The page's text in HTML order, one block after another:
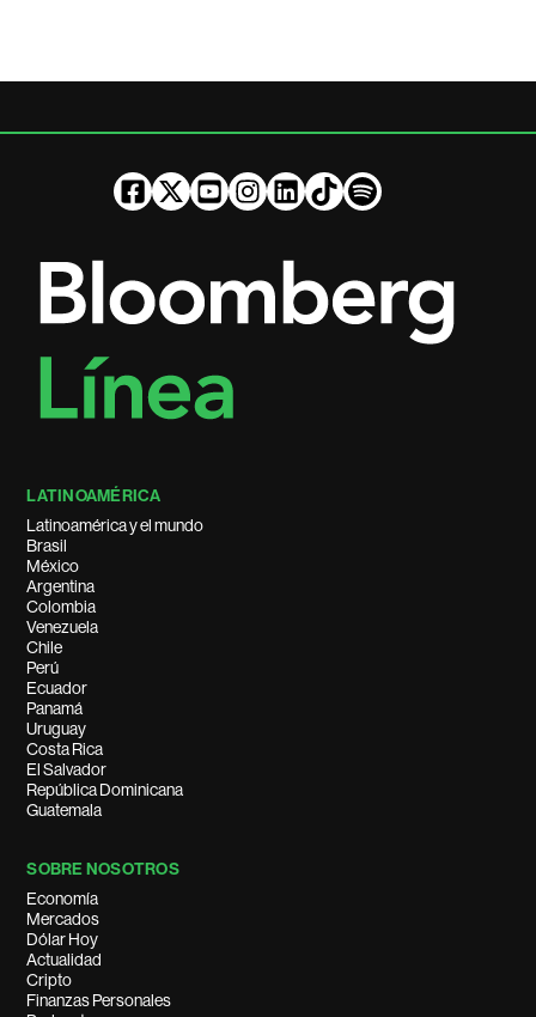
LATINOAMÉRICA
Latinoamérica y el mundo
Brasil
México
Argentina
Colombia
Venezuela
Chile
Perú
Ecuador
Panamá
Uruguay
Costa Rica
El Salvador
República Dominicana
Guatemala
SOBRE NOSOTROS
Economía
Mercados
Dólar Hoy
Actualidad
Cripto
Finanzas Personales